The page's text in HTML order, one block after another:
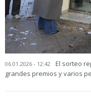
06.01.2026 - 12:42
El sorteo
grandes premios y varios